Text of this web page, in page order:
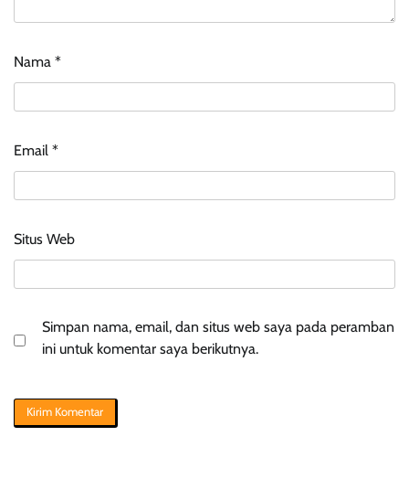
Nama *
Email *
Situs Web
Simpan nama, email, dan situs web saya pada peramban
ini untuk komentar saya berikutnya.